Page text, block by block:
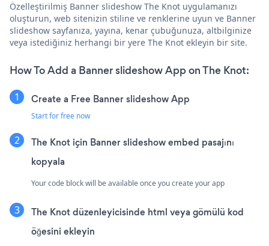
Özelleştirilmiş Banner slideshow The Knot uygulamanızı
oluşturun, web sitenizin stiline ve renklerine uyun ve Banner
slideshow sayfanıza, yayına, kenar çubuğunuza, altbilginize
veya istediğiniz herhangi bir yere The Knot ekleyin bir site.
How To Add a Banner slideshow App on The Knot:
Create a Free Banner slideshow App
Start for free now
The Knot için Banner slideshow embed pasajını
kopyala
Your code block will be available once you create your app
The Knot düzenleyicisinde html veya gömülü kod
öğesini ekleyin